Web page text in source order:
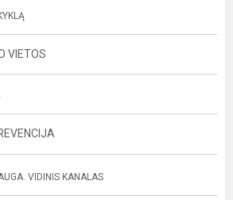
VIETOS
VIDINIS KANALAS